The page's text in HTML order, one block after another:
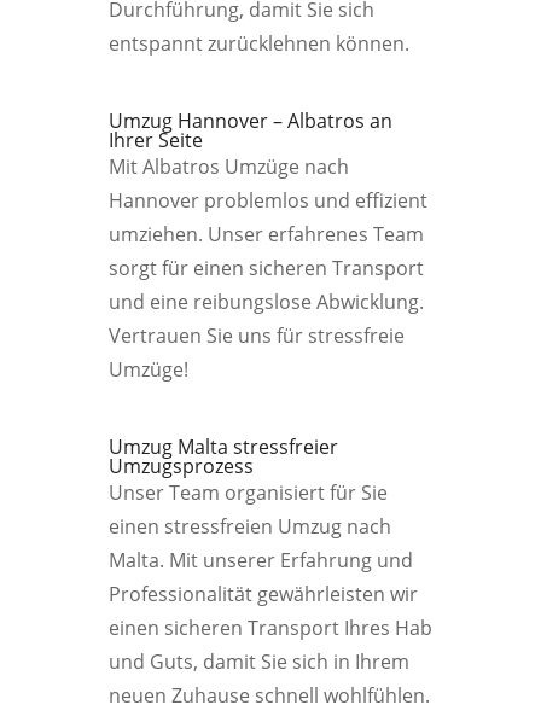
Durchführung, damit Sie sich
entspannt zurücklehnen können.
Umzug Hannover – Albatros an
Ihrer Seite
Mit Albatros Umzüge nach
Hannover problemlos und effizient
umziehen. Unser erfahrenes Team
sorgt für einen sicheren Transport
und eine reibungslose Abwicklung.
Vertrauen Sie uns für stressfreie
Umzüge!
Umzug Malta stressfreier
Umzugsprozess
Unser Team organisiert für Sie
einen stressfreien Umzug nach
Malta. Mit unserer Erfahrung und
Professionalität gewährleisten wir
einen sicheren Transport Ihres Hab
und Guts, damit Sie sich in Ihrem
neuen Zuhause schnell wohlfühlen.